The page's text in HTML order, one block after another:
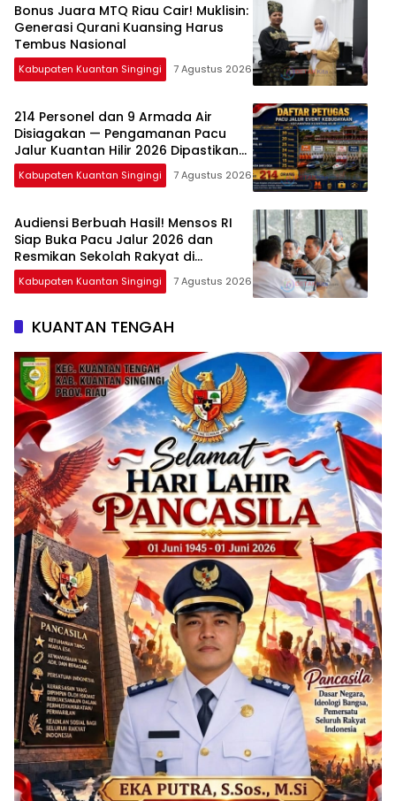
Bonus Juara MTQ Riau Cair! Muklisin:
Generasi Qurani Kuansing Harus
Tembus Nasional
Kabupaten Kuantan Singingi 7 Agustus 2026
214 Personel dan 9 Armada Air
Disiagakan — Pengamanan Pacu
Jalur Kuantan Hilir 2026 Dipastikan
Maksimal
Kabupaten Kuantan Singingi 7 Agustus 2026
Audiensi Berbuah Hasil! Mensos RI
Siap Buka Pacu Jalur 2026 dan
Resmikan Sekolah Rakyat di
Kuansing
Kabupaten Kuantan Singingi 7 Agustus 2026
KUANTAN TENGAH